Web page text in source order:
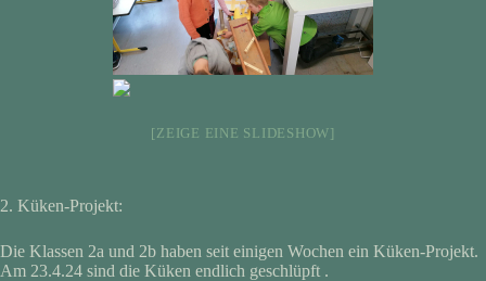
[ZEIGE EINE SLIDESHOW]
2. Küken-Projekt:
Die Klassen 2a und 2b haben seit einigen Wochen ein Küken-Projekt.
Am 23.4.24 sind die Küken endlich geschlüpft .